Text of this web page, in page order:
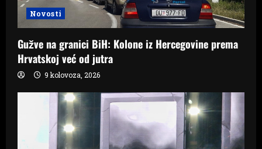
Novosti
Gužve na granici BiH: Kolone iz Hercegovine prema
Hrvatskoj već od jutra
9 kolovoza, 2026